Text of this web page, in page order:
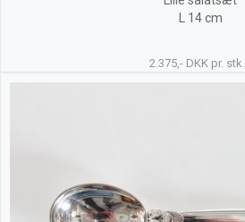
L 14 cm
2.375,- DKK pr. stk.